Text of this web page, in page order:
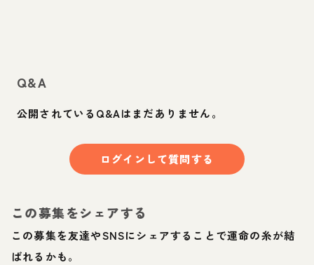
Q&A
公開されているQ&Aはまだありません。
ログインして質問する
この募集をシェアする
この募集を友達やSNSにシェアすることで運命の糸が結
ばれるかも。